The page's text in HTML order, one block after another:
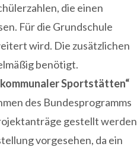
die einen
Für die Grundschule
wird. Die zusätzlichen
benötigt.
Sportstätten“
des Bundesprogramms
gestellt werden
vorgesehen, da ein